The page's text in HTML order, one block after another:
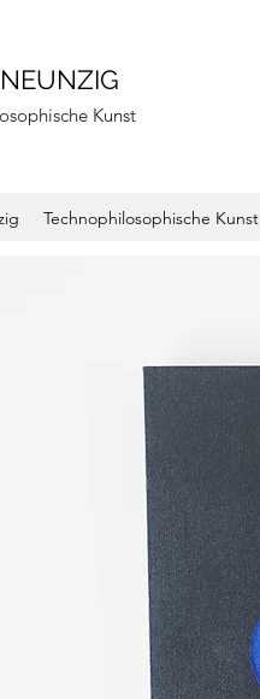
Kunst
Technophilosophische Kunst